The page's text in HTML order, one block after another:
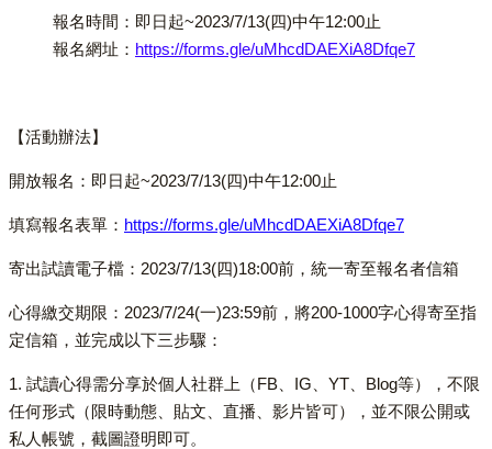
報名時間：即日起~2023/7/13(四)中午12:00止
報名網址： https://forms.gle/uMhcdDAEXiA8Dfqe7
【活動辦法】
開放報名：即日起~2023/7/13(四)中午12:00止
填寫報名表單： https://forms.gle/uMhcdDAEXiA8Dfqe7
寄出試讀電子檔：2023/7/13(四)18:00前，統一寄至報名者信箱
心得繳交期限：2023/7/24(一)23:59前，將200-1000字心得寄至指
定信箱，並完成以下三步驟：
1. 試讀心得需分享於個人社群上（FB、IG、YT、Blog等），不限
任何形式（限時動態、貼文、直播、影片皆可），並不限公開或
私人帳號，截圖證明即可。